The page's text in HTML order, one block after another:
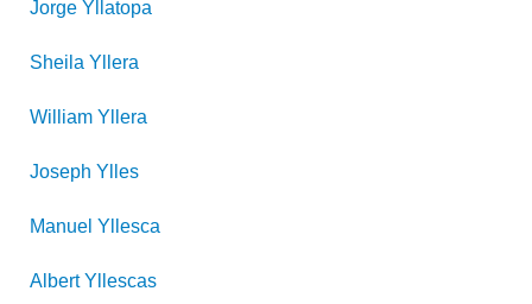
Jorge Yllatopa
Sheila Yllera
William Yllera
Joseph Ylles
Manuel Yllesca
Albert Yllescas